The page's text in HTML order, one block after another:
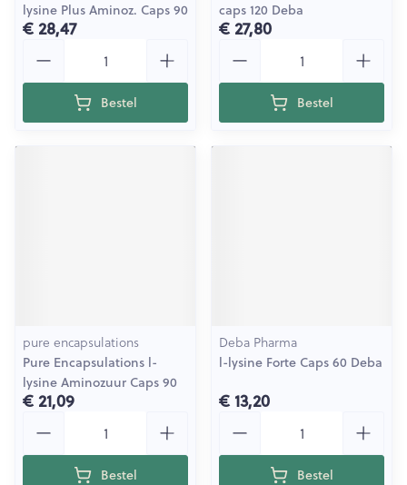
lysine Plus Aminoz. Caps 90
€ 28,47
Bestel
caps 120 Deba
€ 27,80
Bestel
pure encapsulations
Pure Encapsulations l-
lysine Aminozuur Caps 90
€ 21,09
Bestel
Deba Pharma
l-lysine Forte Caps 60 Deba
€ 13,20
Bestel